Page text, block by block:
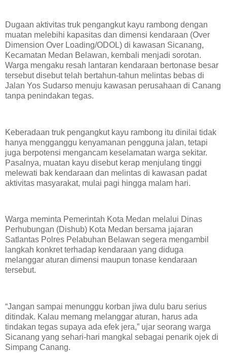
Dugaan aktivitas truk pengangkut kayu rambong dengan
muatan melebihi kapasitas dan dimensi kendaraan (Over
Dimension Over Loading/ODOL) di kawasan Sicanang,
Kecamatan Medan Belawan, kembali menjadi sorotan.
Warga mengaku resah lantaran kendaraan bertonase besar
tersebut disebut telah bertahun-tahun melintas bebas di
Jalan Yos Sudarso menuju kawasan perusahaan di Canang
tanpa penindakan tegas.
Keberadaan truk pengangkut kayu rambong itu dinilai tidak
hanya mengganggu kenyamanan pengguna jalan, tetapi
juga berpotensi mengancam keselamatan warga sekitar.
Pasalnya, muatan kayu disebut kerap menjulang tinggi
melewati bak kendaraan dan melintas di kawasan padat
aktivitas masyarakat, mulai pagi hingga malam hari.
Warga meminta Pemerintah Kota Medan melalui Dinas
Perhubungan (Dishub) Kota Medan bersama jajaran
Satlantas Polres Pelabuhan Belawan segera mengambil
langkah konkret terhadap kendaraan yang diduga
melanggar aturan dimensi maupun tonase kendaraan
tersebut.
“Jangan sampai menunggu korban jiwa dulu baru serius
ditindak. Kalau memang melanggar aturan, harus ada
tindakan tegas supaya ada efek jera,” ujar seorang warga
Sicanang yang sehari-hari mangkal sebagai penarik ojek di
Simpang Canang.